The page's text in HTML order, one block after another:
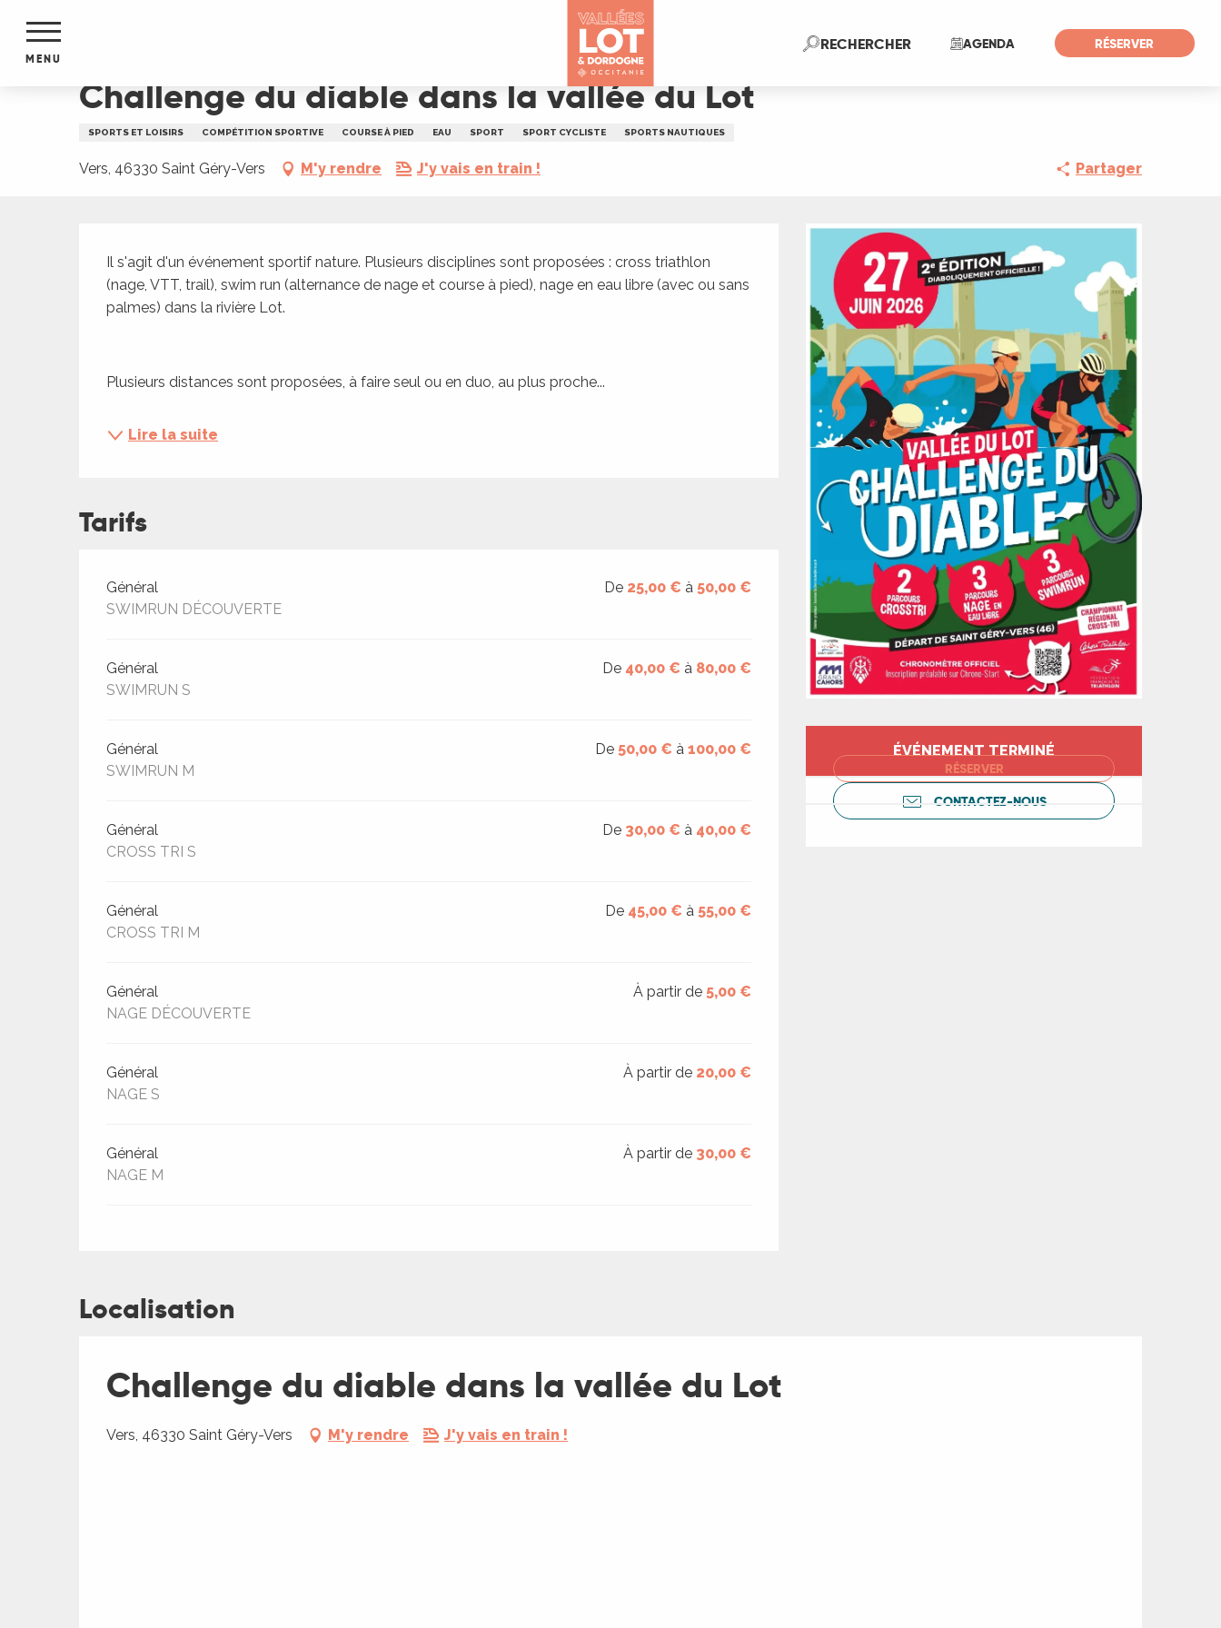
contenu
AGENDA RÉSERVER
RECHERCHERRecherche
MENU
Challenge du diable dans la vallée du Lot
SPORTS ET LOISIRS COMPÉTITION SPORTIVE COURSE À PIED EAU SPORT SPORT CYCLISTE SPORTS NAUTIQUES
Vers, 46330 Saint Géry-Vers M'y rendre J'y vais en train ! Partager
Ouverture et
ÉVÉNEMENT TERMINÉ
RÉSERVER
CONTACTEZ-NOUS
Description
Il s'agit d'un événement sportif nature. Plusieurs disciplines sont proposées : cross triathlon
(nage, VTT, trail), swim run (alternance de nage et course à pied), nage en eau libre (avec ou sans
palmes) dans la rivière Lot.
Plusieurs distances sont proposées, à faire seul ou en duo, au plus proche...
Lire la suite
Tarifs
Tarifs 2026
Général
SWIMRUN DÉCOUVERTE
De 25,00 € à 50,00 €
Général
SWIMRUN S
De 40,00 € à 80,00 €
Général
SWIMRUN M
De 50,00 € à100,00 €
Général
CROSS TRI S
De 30,00 € à 40,00 €
Général
CROSS TRI M
De 45,00 € à 55,00 €
Général
NAGE DÉCOUVERTE
À partir de 5,00 €
Général
NAGE S
À partir de 20,00 €
Général
NAGE M
À partir de 30,00 €
Localisation
Challenge du diable dans la vallée du Lot
Vers, 46330 Saint Géry-Vers M'y rendre J'y vais en train !